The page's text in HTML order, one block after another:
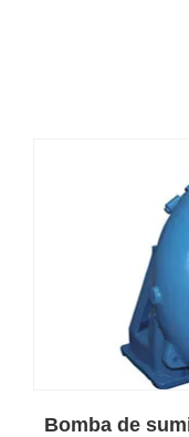
Bomba de